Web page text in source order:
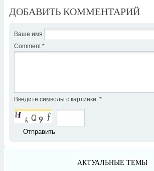
ДОБАВИТЬ КОММЕНТАРИЙ
Ваше имя
Comment *
Введите символы с картинки: *
АКТУАЛЬНЫЕ ТЕМЫ